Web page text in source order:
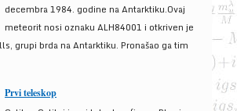
decembra 1984. godine na Antarktiku.Ovaj
meteorit nosi oznaku ALH84001 i otkriven je
grupi brda na Antarktiku. Pronašao ga tim
Prvi teleskop